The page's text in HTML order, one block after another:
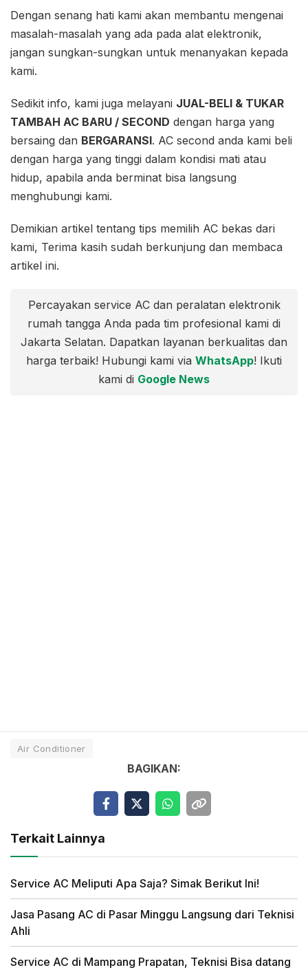
Dengan senang hati kami akan membantu mengenai
masalah-masalah yang ada pada alat elektronik,
jangan sungkan-sungkan untuk menanyakan kepada
kami.
Sedikit info, kami juga melayani JUAL-BELI & TUKAR
TAMBAH AC BARU / SECOND dengan harga yang
bersaing dan BERGARANSI. AC second anda kami beli
dengan harga yang tinggi dalam kondisi mati atau
hidup, apabila anda berminat bisa langsung
menghubungi kami.
Demikian artikel tentang tips memilih AC bekas dari
kami, Terima kasih sudah berkunjung dan membaca
artikel ini.
Percayakan service AC dan peralatan elektronik
rumah tangga Anda pada tim profesional kami di
Jakarta Selatan. Dapatkan layanan berkualitas dan
harga terbaik! Hubungi kami via WhatsApp! Ikuti
kami di Google News
Air Conditioner
BAGIKAN:
Terkait Lainnya
Service AC Meliputi Apa Saja? Simak Berikut Ini!
Jasa Pasang AC di Pasar Minggu Langsung dari Teknisi
Ahli
Service AC di Mampang Prapatan, Teknisi Bisa datang